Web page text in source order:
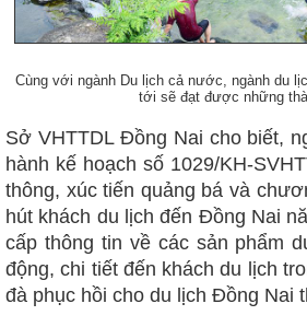
Cùng với ngành Du lịch cả nước, ngành du
tới sẽ đạt được những
Sở VHTTDL Đồng Nai cho biết,
hành kế hoạch số 1029/KH-
thông, xúc tiến quảng bá và
hút khách du lịch đến Đồng Nai
cấp thông tin về các sản phẩm
động, chi tiết đến khách du lịch
đà phục hồi cho du lịch Đồng Nai